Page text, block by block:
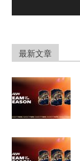
最新文章